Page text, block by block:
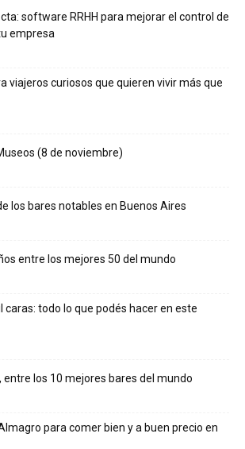
software RRHH para mejorar el control de
empresa
viajeros curiosos que quieren vivir más que
(8 de noviembre)
los bares notables en Buenos Aires
entre los mejores 50 del mundo
caras: todo lo que podés hacer en este
entre los 10 mejores bares del mundo
para comer bien y a buen precio en